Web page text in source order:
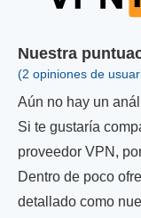
Nuestra
(2 opiniones de
Aún no hay un
Si te gustaría
proveedor VPN,
Dentro de poco
detallado como